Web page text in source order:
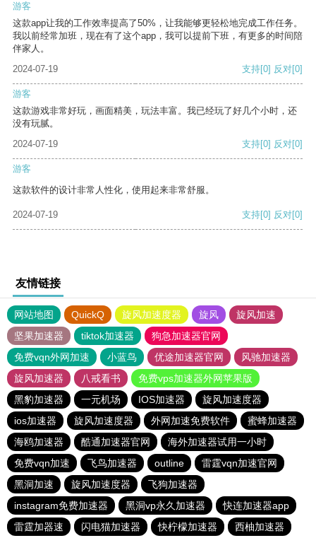
游客
这款app让我的工作效率提高了50%，让我能够更轻松地完成工作任务。
我以前经常加班，现在有了这个app，我可以提前下班，有更多的时间陪
伴家人。
2024-07-19
支持[0] 反对[0]
游客
这款游戏非常好玩，画面精美，玩法丰富。我已经玩了好几个小时，还
没有玩腻。
2024-07-19
支持[0] 反对[0]
游客
这款软件的设计非常人性化，使用起来非常舒服。
2024-07-19 支持[0] 反对[0]
友情链接
网站地图 QuickQ 旋风加速度器 旋风
旋风加速
坚果加速器
tiktok加速器
狗急加速器官网
免费vqn外网加速
小蓝鸟 优途加速器官网
风驰加速器
旋风加速器
八戒看书
免费vps加速器外网苹果版
黑豹加速器
一元机场 IOS加速器
旋风加速度器
ios加速器
旋风加速度器 外网加速免费软件
蜜蜂加速器
海鸥加速器
酷通加速器官网
海外加速器试用一小时
免费vqn加速
飞鸟加速器 outline
雷霆vqn加速官网
黑洞加速
旋风加速度器
飞狗加速器
instagram免费加速器
黑洞vp永久加速器
快连加速器app
雷霆加器速
闪电猫加速器 快柠檬加速器 西柚加速器